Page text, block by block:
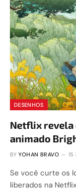
DESENHOS
Netflix
animado
BY YOHAN BRAVO 15
Se você curte os
liberados na